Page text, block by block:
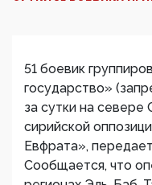
51 боевик
государство»
за сутки на
сирийской
Евфрата»,
Сообщается, что